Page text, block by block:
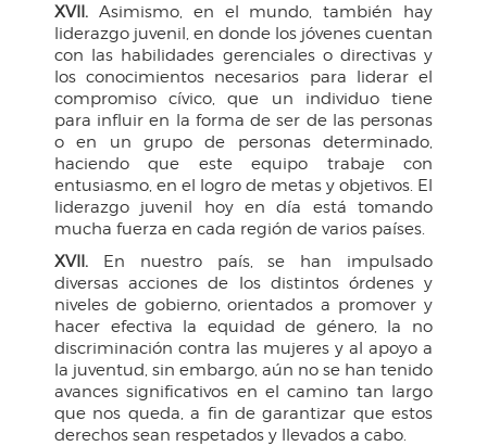
XVII. Asimismo, en el mundo, también hay
liderazgo juvenil, en donde los jóvenes cuentan
con las habilidades gerenciales o directivas y
los conocimientos necesarios para liderar el
compromiso cívico, que un individuo tiene
para influir en la forma de ser de las personas
o en un grupo de personas determinado,
haciendo que este equipo trabaje con
entusiasmo, en el logro de metas y objetivos. El
liderazgo juvenil hoy en día está tomando
mucha fuerza en cada región de varios países.
XVII. En nuestro país, se han impulsado
diversas acciones de los distintos órdenes y
niveles de gobierno, orientados a promover y
hacer efectiva la equidad de género, la no
discriminación contra las mujeres y al apoyo a
la juventud, sin embargo, aún no se han tenido
avances significativos en el camino tan largo
que nos queda, a fin de garantizar que estos
derechos sean respetados y llevados a cabo.